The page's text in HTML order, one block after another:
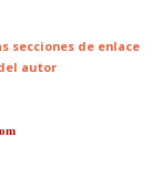
secciones de enlace
autor